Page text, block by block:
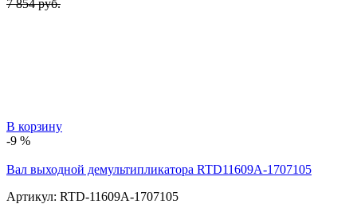
7 854 руб.
В корзину
-9 %
Вал выходной демультипликатора RTD11609A-1707105
Артикул: RTD-11609A-1707105